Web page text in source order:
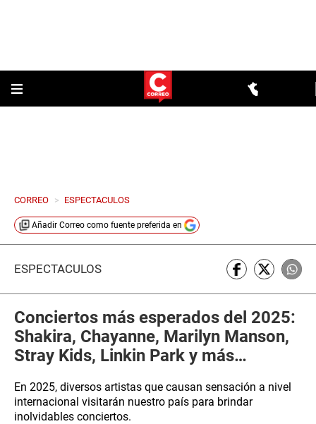
CORREO > ESPECTACULOS
Añadir Correo como fuente preferida en
ESPECTÁCULOS
Conciertos más esperados del 2025:
Shakira, Chayanne, Marilyn Manson,
Stray Kids, Linkin Park y más…
En 2025, diversos artistas que causan sensación a nivel
internacional visitarán nuestro país para brindar
inolvidables conciertos.